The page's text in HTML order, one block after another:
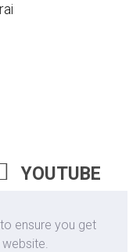
ensure you get
YOUTUBE